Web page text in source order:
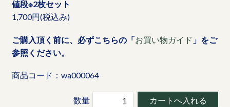
値段※2枚セット
1,700円(税込み)
ご購入頂く前に、必ずこちらの「お買い物ガイド 」をご
参照ください。
商品コード：wa000064
数量